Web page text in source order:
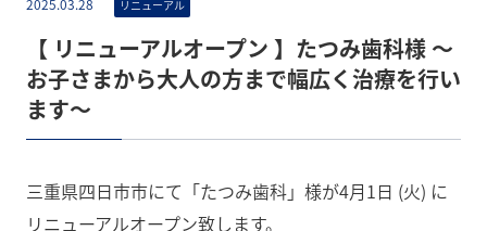
2025.03.28 リニューアル
【 リニューアルオープン 】たつみ歯科様 〜
お子さまから大人の方まで幅広く治療を行い
ます〜
三重県四日市市にて「たつみ歯科」様が4月1日 (火) に
リニューアルオープン致します。